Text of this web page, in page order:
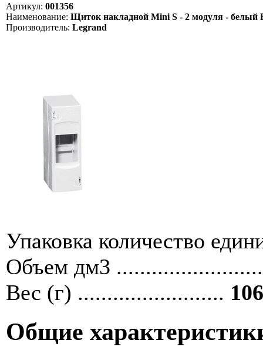
Артикул: 001356
Наименование: Щиток накладной Mini S - 2 модуля - белый
Производитель: Legrand
Упаковка количество
Объем дм3
Вес (г) .........................
Общие